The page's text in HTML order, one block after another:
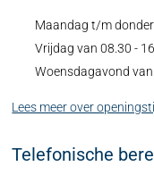
Maandag t/m
Vrijdag van 08.30 -
Woensdagavond
Lees meer over
Telefonische